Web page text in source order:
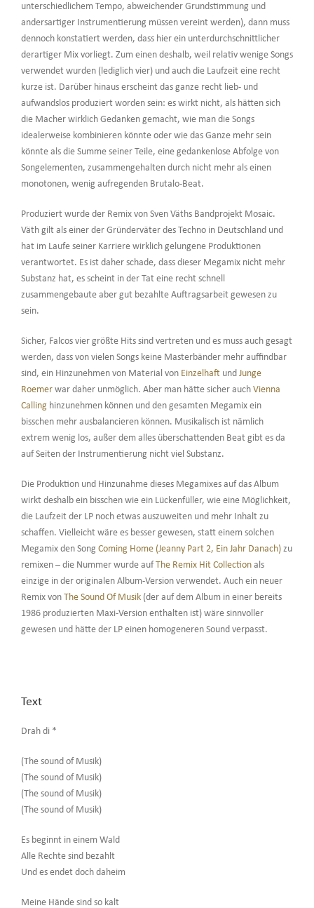
unterschiedlichem Tempo, abweichender Grundstimmung und
andersartiger Instrumentierung müssen vereint werden), dann muss
dennoch konstatiert werden, dass hier ein unterdurchschnittlicher
derartiger Mix vorliegt. Zum einen deshalb, weil relativ wenige Songs
verwendet wurden (lediglich vier) und auch die Laufzeit eine recht
kurze ist. Darüber hinaus erscheint das ganze recht lieb- und
aufwandslos produziert worden sein: es wirkt nicht, als hätten sich
die Macher wirklich Gedanken gemacht, wie man die Songs
idealerweise kombinieren könnte oder wie das Ganze mehr sein
könnte als die Summe seiner Teile, eine gedankenlose Abfolge von
Songelementen, zusammengehalten durch nicht mehr als einen
monotonen, wenig aufregenden Brutalo-Beat.
Produziert wurde der Remix von Sven Väths Bandprojekt Mosaic.
Väth gilt als einer der Gründerväter des Techno in Deutschland und
hat im Laufe seiner Karriere wirklich gelungene Produktionen
verantwortet. Es ist daher schade, dass dieser Megamix nicht mehr
Substanz hat, es scheint in der Tat eine recht schnell
zusammengebaute aber gut bezahlte Auftragsarbeit gewesen zu
sein.
Sicher, Falcos vier größte Hits sind vertreten und es muss auch gesagt
werden, dass von vielen Songs keine Masterbänder mehr auffindbar
sind, ein Hinzunehmen von Material von Einzelhaft und Junge
Roemerwar daher unmöglich. Aber man hätte sicher auch Vienna
Callinghinzunehmen können und den gesamten Megamix ein
bisschen mehr ausbalancieren können. Musikalisch ist nämlich
extrem wenig los, außer dem alles überschattenden Beat gibt es da
auf Seiten der Instrumentierung nicht viel Substanz.
Die Produktion und Hinzunahme dieses Megamixes auf das Album
wirkt deshalb ein bisschen wie ein Lückenfüller, wie eine Möglichkeit,
die Laufzeit der LP noch etwas auszuweiten und mehr Inhalt zu
schaffen. Vielleicht wäre es besser gewesen, statt einem solchen
Megamix den Song Coming Home (Jeanny Part 2, Ein Jahr Danach)zu
remixen – die Nummer wurde auf The Remix Hit Collectionals
einzige in der originalen Album-Version verwendet. Auch ein neuer
Remix von The Sound Of Musik(der auf dem Album in einer bereits
1986 produzierten Maxi-Version enthalten ist) wäre sinnvoller
gewesen und hätte der LP einen homogeneren Sound verpasst.
Text
Drah di *
(The sound of Musik)
(The sound of Musik)
(The sound of Musik)
(The sound of Musik)
Es beginnt in einem Wald
Alle Rechte sind bezahlt
Und es endet doch daheim
Meine Hände sind so kalt